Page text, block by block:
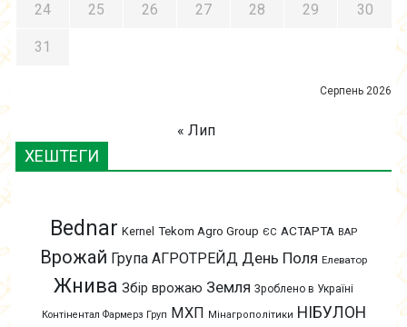
Серпень 2026
24 25 26 27 28 29 30
31
« Лип
ХЕШТЕГИ
Bednar Kernel Tekom Agro Group ЄС АСТАРТА ВАР
Врожай Група АГРОТРЕЙД День Поля Елеватор
Жнива Збір врожаю Земля Зроблено в Україні
Контінентал Фармерз Груп МХП Мінагрополітики НІБУЛОН